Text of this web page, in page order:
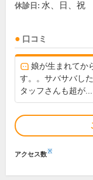
休診日: 水、日、祝
口コミ
娘が生まれてか
す。。サバサバし
タッフさんも超が...
アクセス数※